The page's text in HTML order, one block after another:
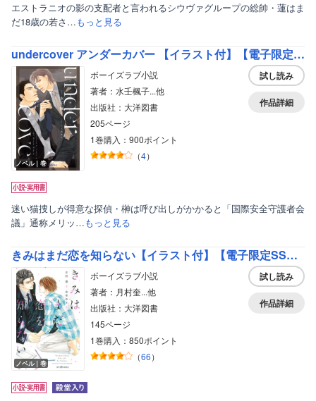
エストラニオの影の支配者と言われるシウヴァグループの総帥・蓮はま
だ18歳の若さ…もっと見る
undercover アンダーカバー 【イラスト付】【電子限定SS付】
ノベル｜巻
ボーイズラブ小説
著者：水壬楓子...他
出版社：大洋図書
205ページ
1巻購入：900ポイント
（4）
試し読み
作品詳細
迷い猫捜しが得意な探偵・榊は呼び出しがかかると「国際安全守護者会
議」通称メリッ…もっと見る
きみはまだ恋を知らない【イラスト付】【電子限定SS付】
ノベル｜巻
ボーイズラブ小説
著者：月村奎...他
出版社：大洋図書
145ページ
1巻購入：850ポイント
（66）
試し読み
作品詳細